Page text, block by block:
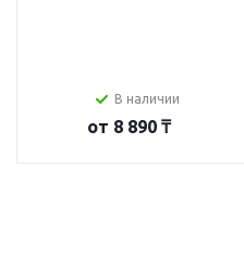
В наличии
от 8 890 ₸